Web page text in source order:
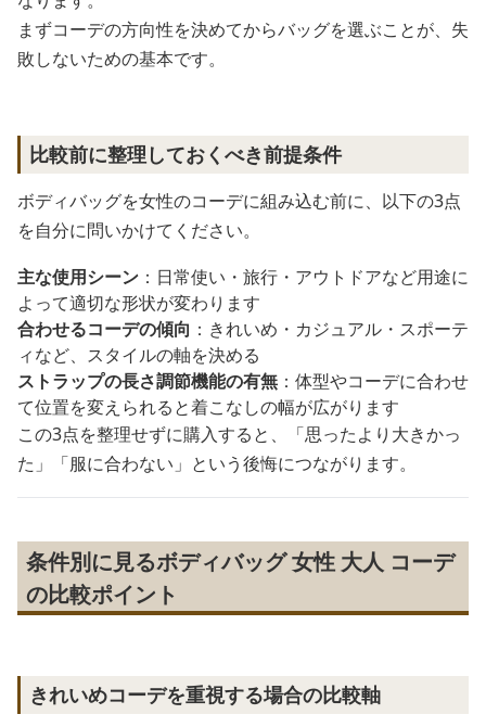
まずコーデの方向性を決めてからバッグを選ぶことが、失
敗しないための基本です。
比較前に整理しておくべき前提条件
ボディバッグを女性のコーデに組み込む前に、以下の3点
を自分に問いかけてください。
主な使用シーン ：日常使い・旅行・アウトドアなど用途に
よって適切な形状が変わります
合わせるコーデの傾向 ：きれいめ・カジュアル・スポーテ
ィなど、スタイルの軸を決める
ストラップの長さ調節機能の有無 ：体型やコーデに合わせ
て位置を変えられると着こなしの幅が広がります
この3点を整理せずに購入すると、「思ったより大きかっ
た」「服に合わない」という後悔につながります。
条件別に見るボディバッグ 女性 大人 コーデ
の比較ポイント
きれいめコーデを重視する場合の比較軸